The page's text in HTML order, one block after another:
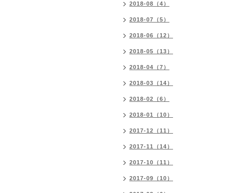
2018-08（4）
2018-07（5）
2018-06（12）
2018-05（13）
2018-04（7）
2018-03（14）
2018-02（6）
2018-01（10）
2017-12（11）
2017-11（14）
2017-10（11）
2017-09（10）